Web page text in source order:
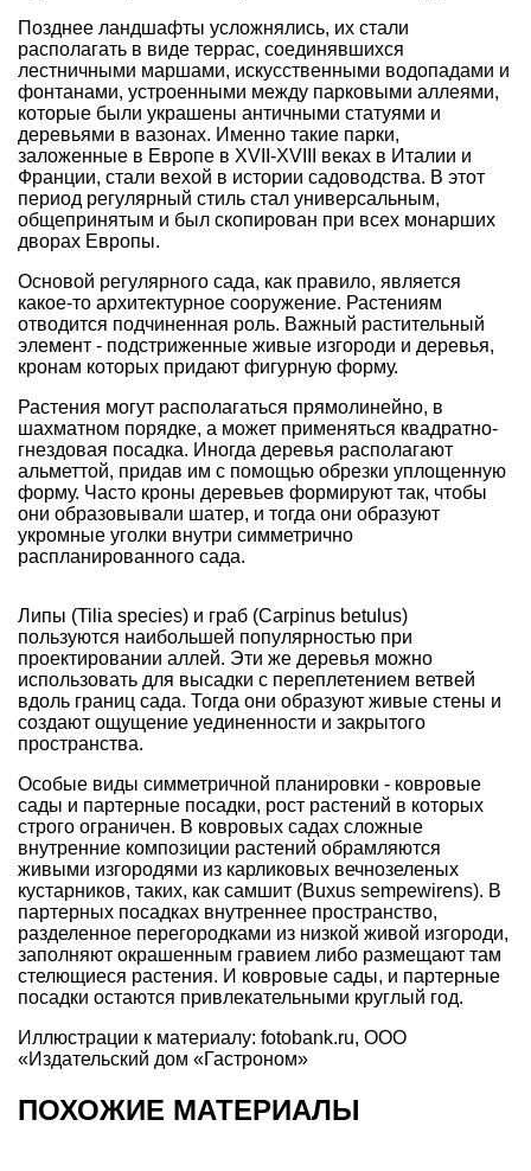
Позднее ландшафты усложнялись, их стали
располагать в виде террас, соединявшихся
лестничными маршами, искусственными водопадами и
фонтанами, устроенными между парковыми аллеями,
которые были украшены античными статуями и
деревьями в вазонах. Именно такие парки,
заложенные в Европе в XVII-XVIII веках в Италии и
Франции, стали вехой в истории садоводства. В этот
период регулярный стиль стал универсальным,
общепринятым и был скопирован при всех монарших
дворах Европы.
Основой регулярного сада, как правило, является
какое-то архитектурное сооружение. Растениям
отводится подчиненная роль. Важный растительный
элемент - подстриженные живые изгороди и деревья,
кронам которых придают фигурную форму.
Растения могут располагаться прямолинейно, в
шахматном порядке, а может применяться квадратно-
гнездовая посадка. Иногда деревья располагают
альметтой, придав им с помощью обрезки уплощенную
форму. Часто кроны деревьев формируют так, чтобы
они образовывали шатер, и тогда они образуют
укромные уголки внутри симметрично
распланированного сада.
Липы (Tilia species) и граб (Carpinus betulus)
пользуются наибольшей популярностью при
проектировании аллей. Эти же деревья можно
использовать для высадки с переплетением ветвей
вдоль границ сада. Тогда они образуют живые стены и
создают ощущение уединенности и закрытого
пространства.
Особые виды симметричной планировки - ковровые
сады и партерные посадки, рост растений в которых
строго ограничен. В ковровых садах сложные
внутренние композиции растений обрамляются
живыми изгородями из карликовых вечнозеленых
кустарников, таких, как самшит (Buxus sempewirens). В
партерных посадках внутреннее пространство,
разделенное перегородками из низкой живой изгороди,
заполняют окрашенным гравием либо размещают там
стелющиеся растения. И ковровые сады, и партерные
посадки остаются привлекательными круглый год.
Иллюстрации к материалу: fotobank.ru, ООО
«Издательский дом «Гастроном»
ПОХОЖИЕ МАТЕРИАЛЫ